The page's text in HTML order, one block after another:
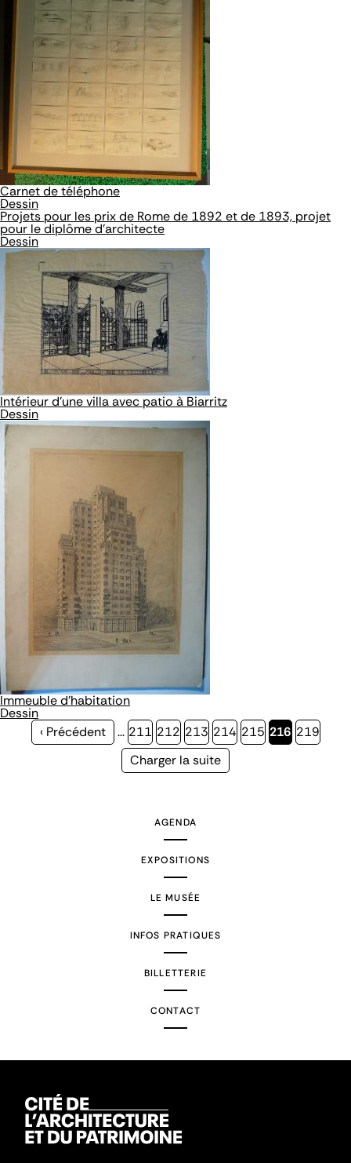
Carnet de téléphone
Dessin
Projets pour les prix de Rome de 1892 et de 1893, projet
pour le diplôme d'architecte
Dessin
Intérieur d'une villa avec patio à Biarritz
Dessin
Immeuble d'habitation
Dessin
Page
‹ Précédent … Page
211 Page
212 Page
213 Page
214 Page
215 Page
216 Page
219
Page
Charger la suite
AGENDA
EXPOSITIONS
LE MUSÉE
INFOS PRATIQUES
BILLETTERIE
CONTACT